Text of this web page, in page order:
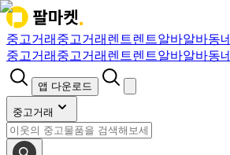
중고거래 중고거래 렌트렌트알바알바동
중고거래 중고거래 렌트렌트알바알바동
앱 다운로드
중고거래